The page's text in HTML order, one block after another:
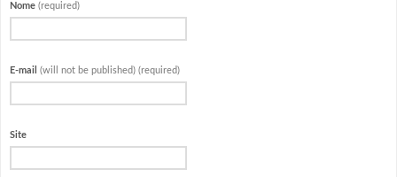
Nome (required)
E-mail (will not be published) (required)
Site